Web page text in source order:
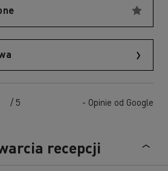
/ 5 - Opinie od Google
recepcji